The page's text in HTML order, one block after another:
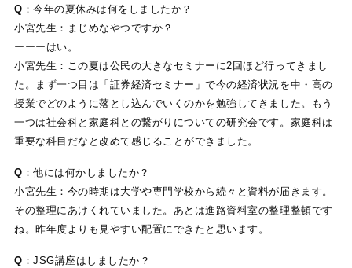
Q ：今年の夏休みは何をしましたか？
小宮先生：まじめなやつですか？
ーーーはい。
小宮先生：この夏は公民の大きなセミナーに2回ほど行ってきまし
た。まず一つ目は「証券経済セミナー」で今の経済状況を中・高の
授業でどのように落とし込んでいくのかを勉強してきました。もう
一つは社会科と家庭科との繋がりについての研究会です。家庭科は
重要な科目だなと改めて感じることができました。
Q ：他には何かしましたか？
小宮先生：今の時期は大学や専門学校から続々と資料が届きます。
その整理にあけくれていました。あとは進路資料室の整理整頓です
ね。昨年度よりも見やすい配置にできたと思います。
Q ：JSG講座はしましたか？